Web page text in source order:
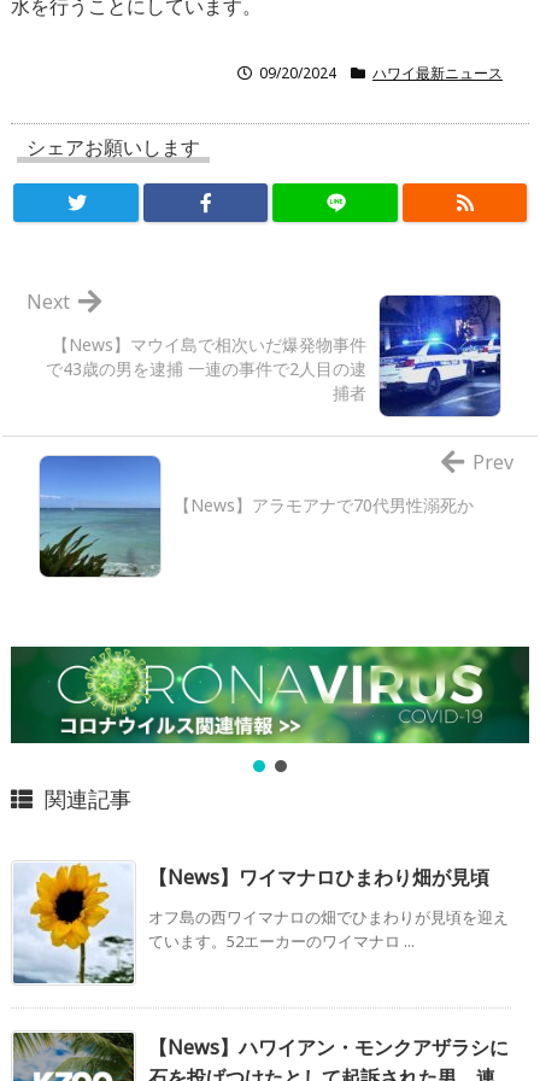
水を行うことにしています。
09/20/2024 ハワイ最新ニュース
シェアお願いします
【News】マウイ島で相次いだ爆発物事件
で43歳の男を逮捕 一連の事件で2人目の逮
捕者
Next
【News】アラモアナで70代男性溺死か
Prev
関連記事
【News】ワイマナロひまわり畑が見頃
オフ島の西ワイマナロの畑でひまわりが見頃を迎え
ています。52エーカーのワイマナロ ...
【News】ハワイアン・モンクアザラシに